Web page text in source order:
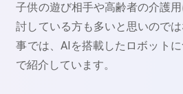
子供の遊び相手や高齢者の介護
討している方も多いと思いので
事では、AIを搭載したロボット
で紹介しています。